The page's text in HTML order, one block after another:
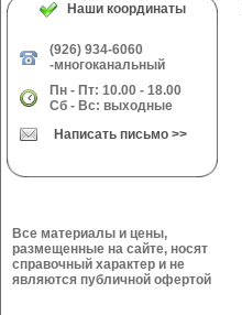
Наши координаты
(926) 934-6060
-многоканальный
Пн - Пт: 10.00 - 18.00
Сб - Вс: выходные
Написать письмо >>
Все материалы и цены,
размещенные на сайте, носят
справочный характер и не
являются публичной офертой